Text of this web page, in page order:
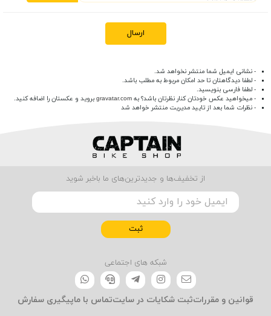
ارسال
- نشانی ایمیل شما منتشر نخواهد شد.
- لطفا دیدگاهتان تا حد امکان مربوط به مطلب باشد.
- لطفا فارسی بنویسید.
- میخواهید عکس خودتان کنار نظرتان باشد؟ به gravatar.com بروید و عکستان را اضافه کنید.
- نظرات شما بعد از تایید مدیریت منتشر خواهد شد
از تخفیف‌ها و جدیدترین‌های ما باخبر شوید
ثبت
شبکه های اجتماعی
قوانین و مقرراتثبت شکایات در سایتتماس با ماپیگیری سفارش